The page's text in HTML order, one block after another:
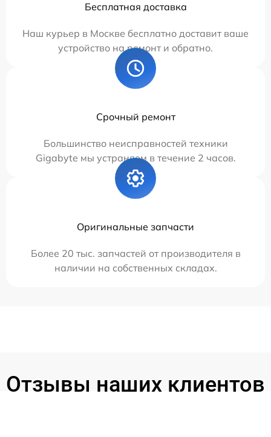
Бесплатная доставка
Наш курьер в Москве бесплатно доставит ваше
устройство на ремонт и обратно.
Срочный ремонт
Большинство неисправностей техники
Gigabyte мы устраняем в течение 2 часов.
Оригинальные запчасти
Более 20 тыс. запчастей от производителя в
наличии на собственных складах.
Отзывы наших клиентов